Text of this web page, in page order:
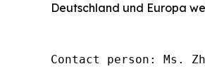
Deutschland und Europa
Contact person: Ms.